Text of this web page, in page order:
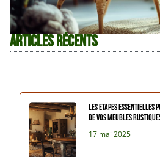
Articles récents
Les etapes
de vos meubles
17 mai 2025